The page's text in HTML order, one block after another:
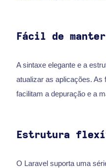
Fácil de manter
A sintaxe elegante e a
atualizar as aplicações. As
facilitam a depuração e a
Estrutura
O Laravel suporta uma